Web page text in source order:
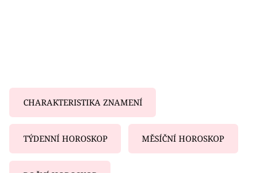
Sledujte nás
CHARAKTERISTIKA ZNAMENÍ
TÝDENNÍ HOROSKOP MĚSÍČNÍ HOROSKOP